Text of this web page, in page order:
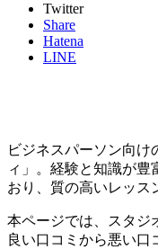
Twitter
Share
Hatena
LINE
ビジネスパーソン向け
ィ」。経験と知識が
おり、質の高いレッス
本ページでは、スタジ
良い口コミから悪い口